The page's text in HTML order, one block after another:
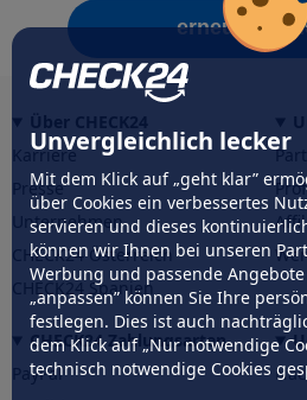
Unvergleichlich lecker
Mit dem Klick auf „geht klar”
über Cookies ein verbessertes
servieren und dieses
können wir Ihnen bei unseren
Werbung und passende
„anpassen” können Sie Ihre
festlegen. Dies ist auch
dem Klick auf „Nur notwendige
technisch notwendige Cookies
erneut
Karriere
Presse
Unternehmen
CHECK24 Österreich
CHECK24 Spanien
CHECK24 Zahlungsarten
PayPal